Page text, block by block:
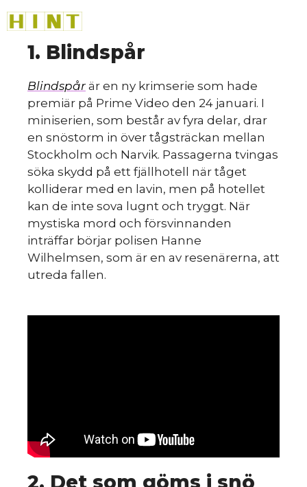
till
innehåll1. Blindspår
Blindspår är en ny krimserie som hade
premiär på Prime Video den 24 januari. I
miniserien, som består av fyra delar, drar
en snöstorm in över tågsträckan mellan
Stockholm och Narvik. Passagerna tvingas
söka skydd på ett fjällhotell när tåget
kolliderar med en lavin, men på hotellet
kan de inte sova lugnt och tryggt. När
mystiska mord och försvinnanden
inträffar börjar polisen Hanne
Wilhelmsen, som är en av resenärerna, att
utreda fallen.
2. Det som göms i snö